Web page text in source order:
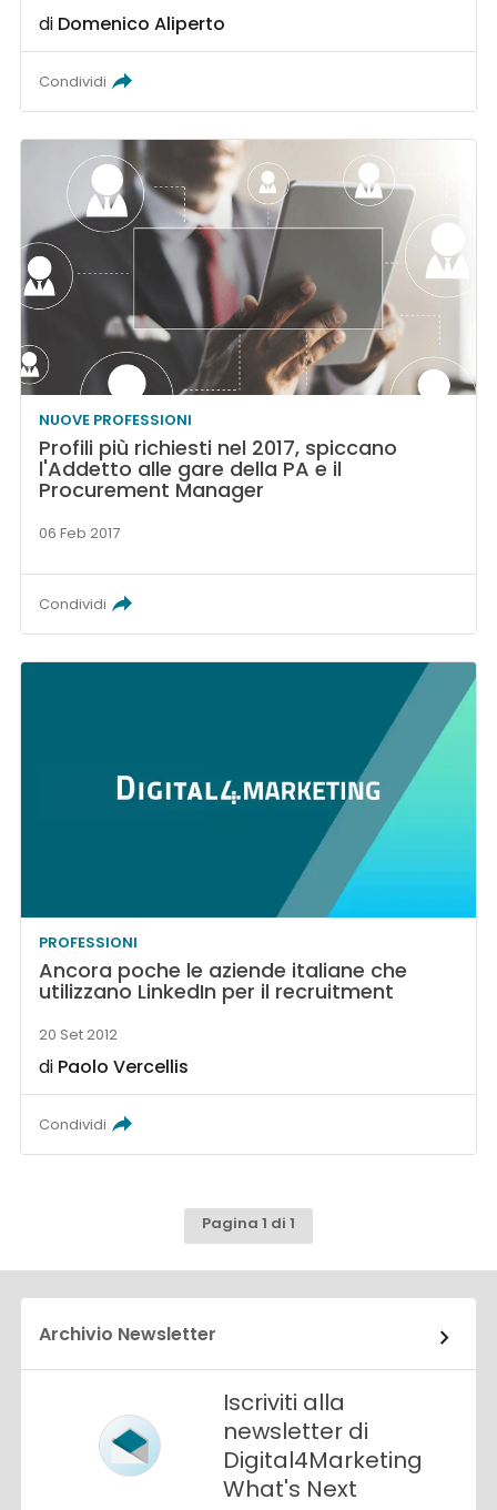
di Domenico Aliperto
Condividi
NUOVE PROFESSIONI
Profili più richiesti nel 2017, spiccano
l'Addetto alle gare della PA e il
Procurement Manager
06 Feb 2017
Condividi
PROFESSIONI
Ancora poche le aziende italiane che
utilizzano LinkedIn per il recruitment
20 Set 2012
di Paolo Vercellis
Condividi
Pagina 1 di 1
Archivio Newsletter
Iscriviti alla
newsletter di
Digital4Marketing
What's Next